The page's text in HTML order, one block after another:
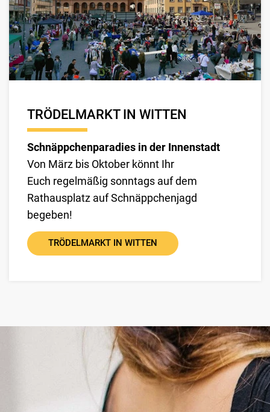
TRÖDELMARKT IN WITTEN
Schnäppchenparadies in der Innenstadt
Von März bis Oktober könnt Ihr
Euch regelmäßig sonntags auf dem
Rathausplatz auf Schnäppchenjagd
begeben!
TRÖDELMARKT IN WITTEN